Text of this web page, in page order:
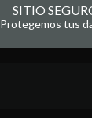
SITIO
Protegemos tus